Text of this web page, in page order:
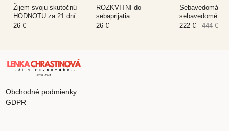
Žijem svoju skutočnú
HODNOTU za 21 dní
26 €
ROZKVITNI do
sebaprijatia
26 €
Sebavedomá
sebavedomé
222 € 444 €
Obchodné podmienky
GDPR